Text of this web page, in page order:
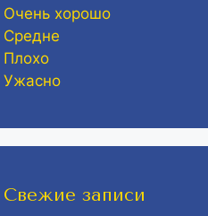
Очень хорошо
Средне
Плохо
Ужасно
Свежие записи